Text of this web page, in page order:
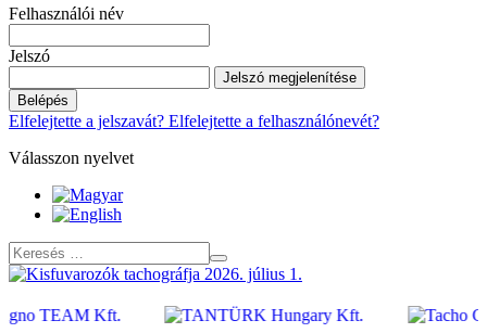
Felhasználói név
Jelszó
Jelszó megjelenítése
Belépés
Elfelejtette a jelszavát? Elfelejtette a felhasználónevét?
Válasszon nyelvet